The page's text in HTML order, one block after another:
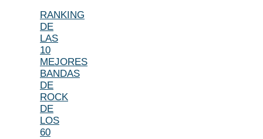
RANKING
DE
LAS
10
MEJORES
BANDAS
DE
ROCK
DE
LOS
60